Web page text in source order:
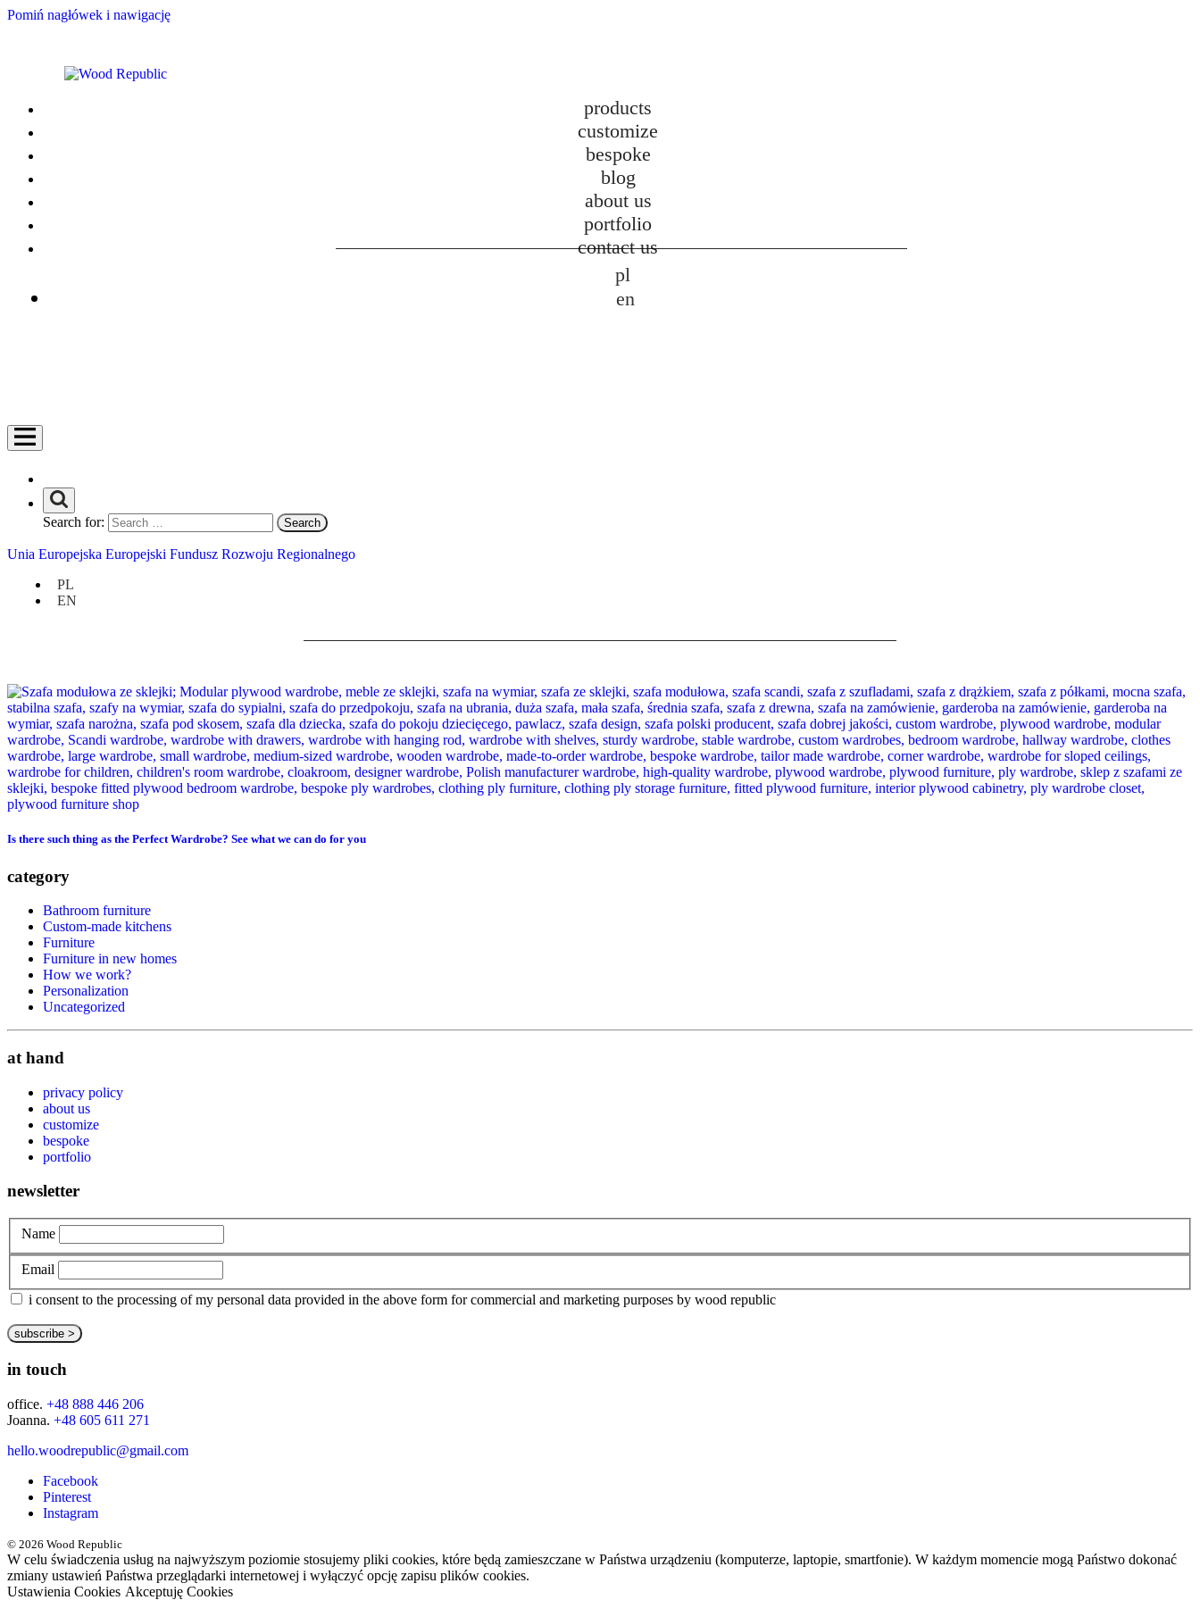
Pomiń nagłówek i nawigację
products
customize
bespoke
blog
about us
portfolio
contact us
pl
en
Search for:
Unia Europejska Europejski Fundusz Rozwoju Regionalnego
PL
EN
Is there such thing as the Perfect Wardrobe? See what we can do for you
category
Bathroom furniture
Custom-made kitchens
Furniture
Furniture in new homes
How we work?
Personalization
Uncategorized
at hand
privacy policy
about us
customize
bespoke
portfolio
newsletter
Name
Email
i consent to the processing of my personal data provided in the above form for commercial and marketing purposes by wood republic
in touch
office. +48 888 446 206
Joanna. +48 605 611 271
hello.woodrepublic@gmail.com
Facebook
Pinterest
Instagram
© 2026 Wood Republic
W celu świadczenia usług na najwyższym poziomie stosujemy pliki cookies, które będą zamieszczane w Państwa urządzeniu (komputerze, laptopie, smartfonie). W każdym momencie mogą Państwo dokonać
zmiany ustawień Państwa przeglądarki internetowej i wyłączyć opcję zapisu plików cookies.
Ustawienia Cookies Akceptuję Cookies